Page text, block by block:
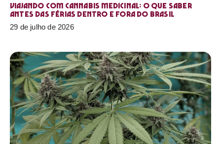
Viajando com cannabis medicinal: o que saber
antes das férias dentro e fora do Brasil
29 de julho de 2026